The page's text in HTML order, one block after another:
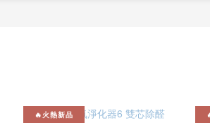
🔥火熱新品